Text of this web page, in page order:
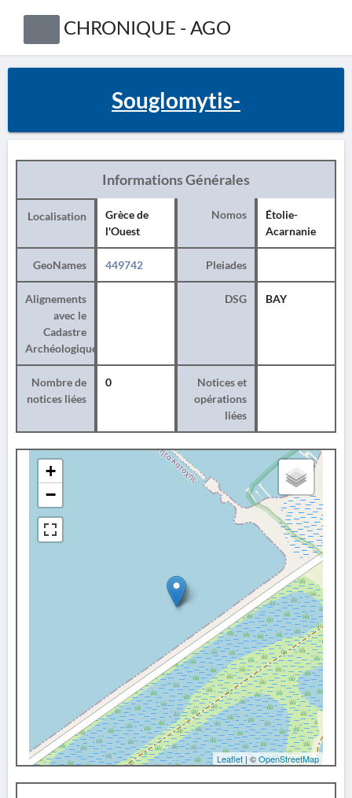
CHRONIQUE - AGO
Souglomytis-
Informations Générales
Localisation
Grèce de
l'Ouest
Nomos
Étolie-
Acarnanie
GeoNames 449742 Pleiades
Alignements
avec le
Cadastre
Archéologique
DSG BAY
Nombre de
notices liées
0
Notices et
opérations
liées
+
−
Leaflet| ©OpenStreetMap